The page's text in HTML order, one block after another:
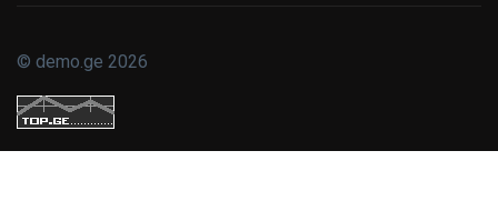
© demo.ge 2026